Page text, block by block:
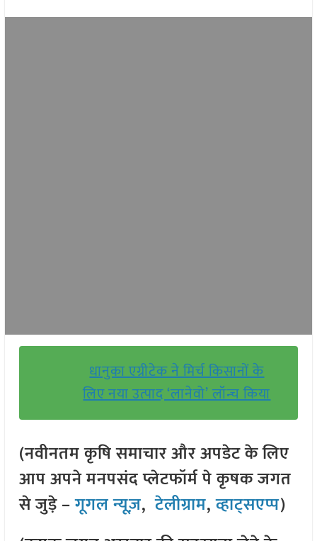
धानुका एग्रीटेक ने मिर्च किसानों के
लिए नया उत्पाद ‘लानेवो’ लॉन्च किया
(नवीनतम कृषि समाचार और अपडेट के लिए
आप अपने मनपसंद प्लेटफॉर्म पे कृषक जगत
से जुड़े –गूगल न्यूज़,टेलीग्राम,व्हाट्सएप्प)